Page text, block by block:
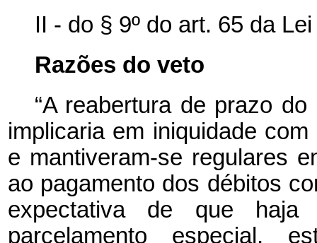
II - do § 9º do art. 65 da
Razões do veto
“A reabertura de prazo
implicaria em iniquidade
e mantiveram-se regulares
ao pagamento dos débitos
expectativa de que haja
parcelamento especial,